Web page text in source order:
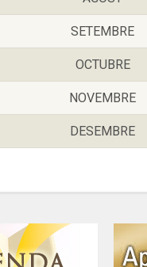
SETEMBRE
OCTUBRE
NOVEMBRE
DESEMBRE